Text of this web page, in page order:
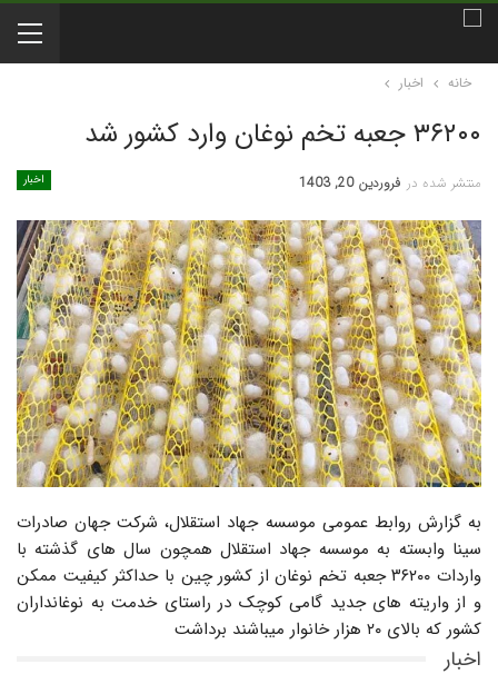
خانه اخبار
۳۶۲۰۰ جعبه تخم نوغان وارد کشور شد
اخبار منتشر شده در فروردین 20, 1403
به گزارش روابط عمومی موسسه جهاد استقلال، شرکت جهان صادرات
سینا وابسته به موسسه جهاد استقلال همچون سال های گذشته با
واردات ۳۶۲۰۰ جعبه تخم نوغان از کشور چین با حداکثر کیفیت ممکن
و از واریته های جدید گامی کوچک در راستای خدمت به نوغانداران
کشور که بالای ۲۰ هزار خانوار میباشند برداشت
اخبار